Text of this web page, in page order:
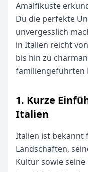
Amalfiküste
Du die perfekte
unvergesslich
in Italien reicht
bis hin zu
familiengeführten
1. Kurze
Italien
Italien ist bekannt
Landschaften,
Kultur sowie seine